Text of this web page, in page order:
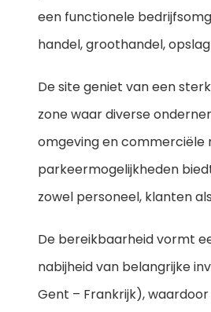
een functionele
handel, groothandel,
De site geniet van een
zone waar diverse
omgeving en commerciële
parkeermogelijkheden
zowel personeel, klanten
De bereikbaarheid vormt
nabijheid van belangrijke
Gent – Frankrijk),